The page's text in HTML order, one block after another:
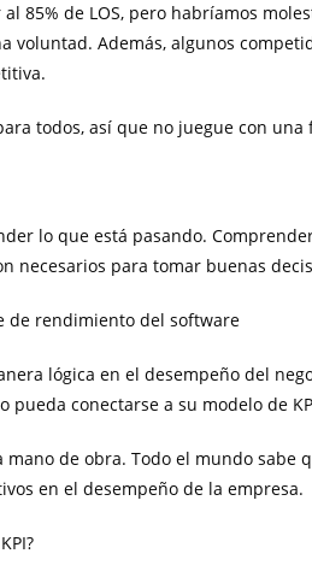
85% de LOS, pero habríamos
voluntad. Además, algunos
todos, así que no juegue con
lo que está pasando.
necesarios para tomar buenas
de rendimiento del software
lógica en el desempeño del
pueda conectarse a su modelo de
de obra. Todo el mundo
en el desempeño de la empresa.